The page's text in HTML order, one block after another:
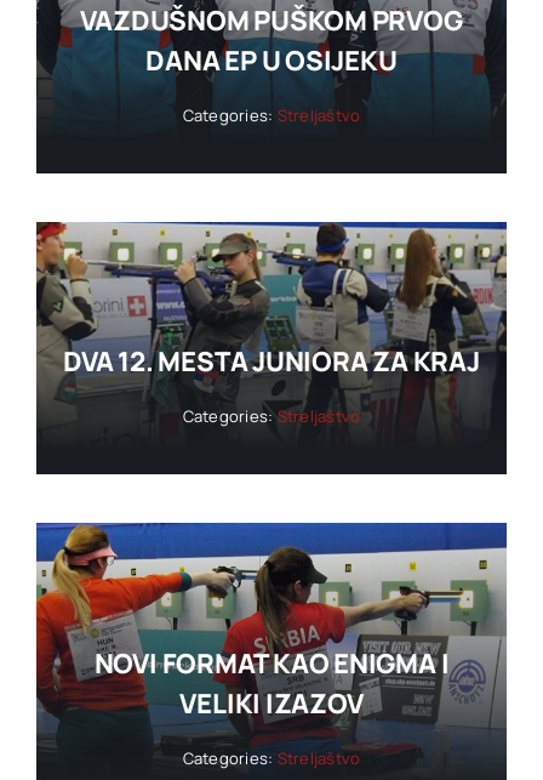
VAZDUŠNOM PUŠKOM PRVOG
DANA EP U OSIJEKU
Categories: Streljaštvo
DVA 12. MESTA JUNIORA ZA KRAJ
Categories: Streljaštvo
NOVI FORMAT KAO ENIGMA I
VELIKI IZAZOV
Categories: Streljaštvo